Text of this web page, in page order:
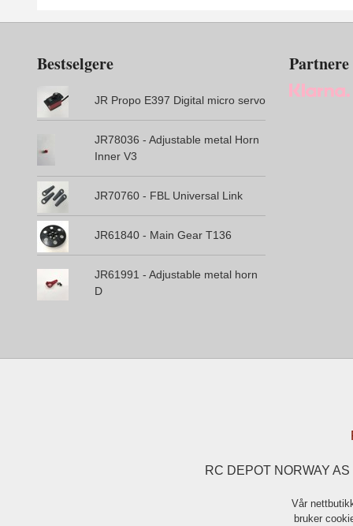
Bestselgere
JR Propo E397 Digital micro servo
JR78036 - Adjustable metal Horn
Inner V3
JR70760 - FBL Universal Link
JR61840 - Main Gear T136
JR61991 - Adjustable metal horn
D
Partnere
RC DEPOT NORWAY
Vår
bruker